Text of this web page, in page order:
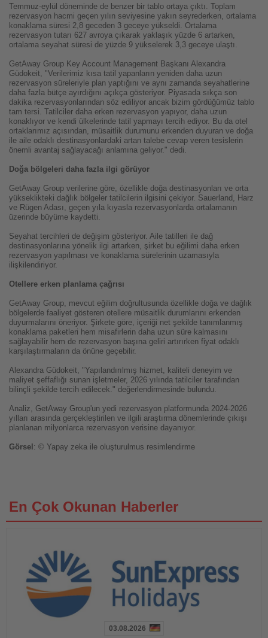
Temmuz-eylül döneminde de benzer bir tablo ortaya çıktı. Toplam
rezervasyon hacmi geçen yılın seviyesine yakın seyrederken, ortalama
konaklama süresi 2,8 geceden 3 geceye yükseldi. Ortalama
rezervasyon tutarı 627 avroya çıkarak yaklaşık yüzde 6 artarken,
ortalama seyahat süresi de yüzde 9 yükselerek 3,3 geceye ulaştı.
GetAway Group Key Account Management Başkanı Alexandra
Güdokeit, "Verilerimiz kısa tatil yapanların yeniden daha uzun
rezervasyon süreleriyle plan yaptığını ve aynı zamanda seyahatlerine
daha fazla bütçe ayırdığını açıkça gösteriyor. Piyasada sıkça son
dakika rezervasyonlarından söz ediliyor ancak bizim gördüğümüz tablo
tam tersi. Tatilciler daha erken rezervasyon yapıyor, daha uzun
konaklıyor ve kendi ülkelerinde tatil yapmayı tercih ediyor. Bu da otel
ortaklarımız açısından, müsaitlik durumunu erkenden duyuran ve doğa
ile aile odaklı destinasyonlardaki artan talebe cevap veren tesislerin
önemli avantaj sağlayacağı anlamına geliyor." dedi.
Doğa bölgeleri daha fazla ilgi görüyor
GetAway Group verilerine göre, özellikle doğa destinasyonları ve orta
yükseklikteki dağlık bölgeler tatilcilerin ilgisini çekiyor. Sauerland, Harz
ve Rügen Adası, geçen yıla kıyasla rezervasyonlarda ortalamanın
üzerinde büyüme kaydetti.
Seyahat tercihleri de değişim gösteriyor. Aile tatilleri ile dağ
destinasyonlarına yönelik ilgi artarken, şirket bu eğilimi daha erken
rezervasyon yapılması ve konaklama sürelerinin uzamasıyla
ilişkilendiriyor.
Otellere erken planlama çağrısı
GetAway Group, mevcut eğilim doğrultusunda özellikle doğa ve dağlık
bölgelerde faaliyet gösteren otellere müsaitlik durumlarını erkenden
duyurmalarını öneriyor. Şirkete göre, içeriği net şekilde tanımlanmış
konaklama paketleri hem misafirlerin daha uzun süre kalmasını
sağlayabilir hem de rezervasyon başına geliri artırırken fiyat odaklı
karşılaştırmaların da önüne geçebilir.
Alexandra Güdokeit, "Yapılandırılmış hizmet, kaliteli deneyim ve
maliyet şeffaflığı sunan işletmeler, 2026 yılında tatilciler tarafından
bilinçli şekilde tercih edilecek." değerlendirmesinde bulundu.
Analiz, GetAway Group'un yedi rezervasyon platformunda 2024-2026
yılları arasında gerçekleştirilen ve ilgili araştırma dönemlerinde çıkışı
planlanan milyonlarca rezervasyon verisine dayanıyor.
Görsel : © Yapay zeka ile oluşturulmus resimlendirme
En Çok Okunan Haberler
03.08.2026